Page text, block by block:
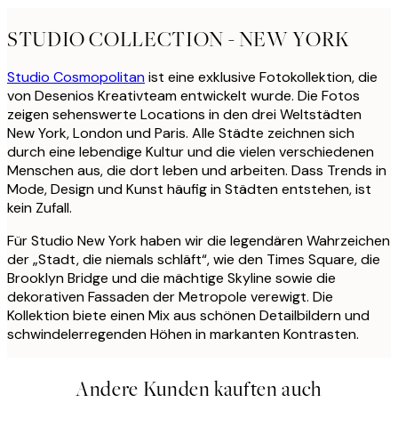
STUDIO COLLECTION - NEW YORK
Studio Cosmopolitanist eine exklusive Fotokollektion, die
von Desenios Kreativteam entwickelt wurde. Die Fotos
zeigen sehenswerte Locations in den drei Weltstädten
New York, London und Paris. Alle Städte zeichnen sich
durch eine lebendige Kultur und die vielen verschiedenen
Menschen aus, die dort leben und arbeiten. Dass Trends in
Mode, Design und Kunst häufig in Städten entstehen, ist
kein Zufall.
Für Studio New York haben wir die legendären Wahrzeichen
der „Stadt, die niemals schläft“, wie den Times Square, die
Brooklyn Bridge und die mächtige Skyline sowie die
dekorativen Fassaden der Metropole verewigt. Die
Kollektion biete einen Mix aus schönen Detailbildern und
schwindelerregenden Höhen in markanten Kontrasten.
Andere Kunden kauften auch